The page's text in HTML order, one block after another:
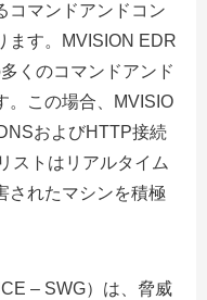
コマンドアンドコン
ます。MVISION EDR
くのコマンドアンド
。この場合、MVISIO
およびHTTP接続
ストはリアルタイム
されたマシンを積極
– SWG）は、脅威